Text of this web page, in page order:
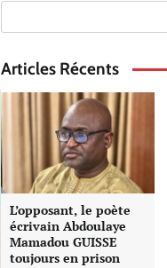
Articles Récents
L’opposant, le poète
écrivain Abdoulaye
Mamadou GUISSE
toujours en prison